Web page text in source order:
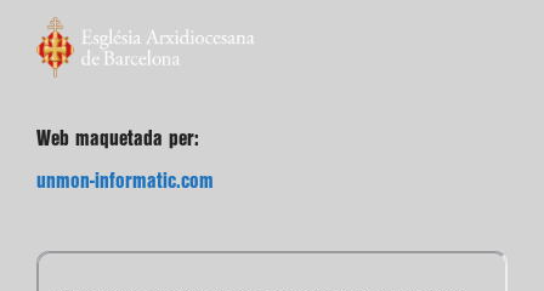
Web maquetada per:
unmon-informatic.com